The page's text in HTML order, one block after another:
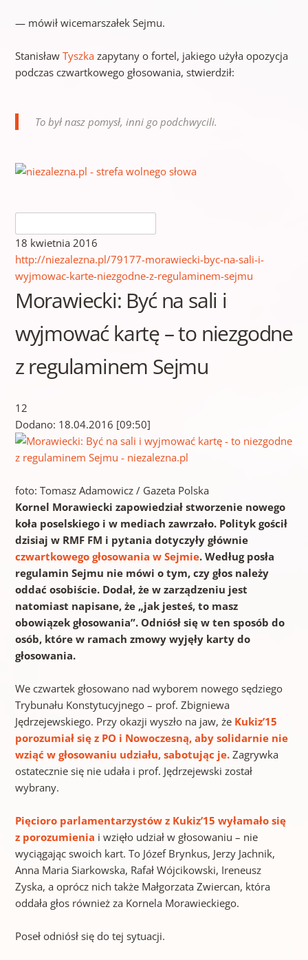
— mówił wicemarszałek Sejmu.
Stanisław Tyszkazapytany o fortel, jakiego użyła opozycja
podczas czwartkowego głosowania, stwierdził:
To był nasz pomysł, inni go podchwycili.
18 kwietnia 2016
http://niezalezna.pl/79177-morawiecki-byc-na-sali-i-
wyjmowac-karte-niezgodne-z-regulaminem-sejmu
Morawiecki: Być na sali i
wyjmować kartę – to niezgodne
z regulaminem Sejmu
12
Dodano: 18.04.2016 [09:50]
foto: Tomasz Adamowicz / Gazeta Polska
Kornel Morawiecki zapowiedział stworzenie nowego
koła poselskiego i w mediach zawrzało. Polityk gościł
dzisiaj w RMF FM i pytania dotyczyły głównie
czwartkowego głosowania w Sejmie. Według posła
regulamin Sejmu nie mówi o tym, czy głos należy
oddać osobiście. Dodał, że w zarządzeniu jest
natomiast napisane, że „jak jesteś, to masz
obowiązek głosowania”. Odniósł się w ten sposób do
osób, które w ramach zmowy wyjęły kartydo
głosowania.
We czwartek głosowano nad wyborem nowego sędziego
Trybunału Konstytucyjnego – prof. Zbigniewa
Jędrzejewskiego. Przy okazji wyszło na jaw, że Kukiz’15
porozumiał się z PO i Nowoczesną, aby solidarnie nie
wziąć w głosowaniu udziału, sabotując je.Zagrywka
ostatecznie się nie udała i prof. Jędrzejewski został
wybrany.
Pięcioro parlamentarzystów z Kukiz’15 wyłamało się
z porozumienia i wzięło udział w głosowaniu – nie
wyciągając swoich kart. To Józef Brynkus, Jerzy Jachnik,
Anna Maria Siarkowska, Rafał Wójcikowski, Ireneusz
Zyska, a oprócz nich także Małgorzata Zwiercan, która
oddała głos również za Kornela Morawieckiego.
Poseł odniósł się do tej sytuacji.